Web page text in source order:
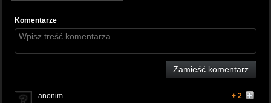
Komentarze
Zamieść komentarz
anonim
+ 2